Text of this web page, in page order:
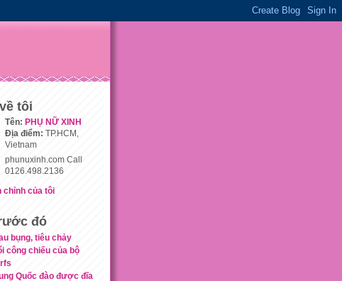
tôi
Tên: PHỤ NỮ XINH
Địa điểm: TP.HCM,
Vietnam
phunuxinh.com Call
0126.498.2136
chỉnh của tôi
đó
bụng, tiêu chảy
công chiếu của bộ
Quốc đào được đĩa